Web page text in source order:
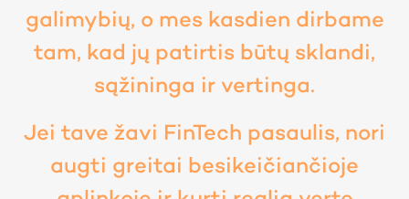
galimybių, o mes kasdien dirbame
tam, kad jų patirtis būtų sklandi,
sąžininga ir vertinga.
Jei tave žavi FinTech pasaulis, nori
augti greitai besikeičiančioje